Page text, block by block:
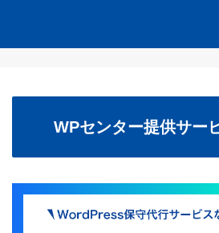
WPセンター提供サー